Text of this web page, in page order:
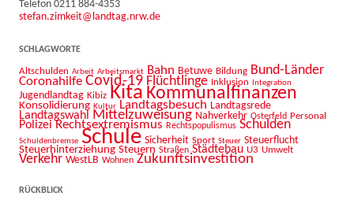
Telefon 0211 884-4353
stefan.zimkeit@landtag.nrw.de
SCHLAGWORTE
Altschulden Arbeit Arbeitsmarkt Bahn Betuwe Bildung Bund-Länder
Coronahilfe Covid-19 Flüchtlinge Inklusion Integration
Jugendlandtag Kibiz Kita Kommunalfinanzen
Konsolidierung Kultur Landtagsbesuch Landtagsrede
Landtagswahl Mittelzuweisung Nahverkehr Osterfeld Personal
Polizei Rechtsextremismus Rechtspopulismus Schulden
Schuldenbremse Schule Sicherheit Sport Steuer Steuerflucht
Steuerhinterziehung Steuern Straßen Städtebau U3 Umwelt
Verkehr WestLB Wohnen Zukunftsinvestition
RÜCKBLICK